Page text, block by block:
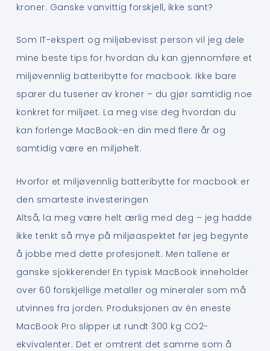
kroner. Ganske vanvittig forskjell, ikke sant?
Som IT-ekspert og miljøbevisst person vil jeg dele
mine beste tips for hvordan du kan gjennomføre et
miljøvennlig batteribytte for macbook. Ikke bare
sparer du tusener av kroner – du gjør samtidig noe
konkret for miljøet. La meg vise deg hvordan du
kan forlenge MacBook-en din med flere år og
samtidig være en miljøhelt.
Hvorfor et miljøvennlig batteribytte for macbook er
den smarteste investeringen
Altså, la meg være helt ærlig med deg – jeg hadde
ikke tenkt så mye på miljøaspektet før jeg begynte
å jobbe med dette profesjonelt. Men tallene er
ganske sjokkerende! En typisk MacBook inneholder
over 60 forskjellige metaller og mineraler som må
utvinnes fra jorden. Produksjonen av én eneste
MacBook Pro slipper ut rundt 300 kg CO2-
ekvivalenter. Det er omtrent det samme som å